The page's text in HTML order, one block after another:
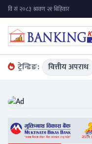
ट्रेन्डिङ: वित्तीय अपराध